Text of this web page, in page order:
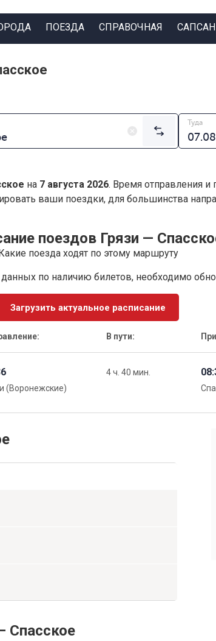
ПОЕЗДА СПРАВОЧНАЯ САПСАН
Туда
на 7 августа 2026. Время отправления и
ваши поездки, для большинства
поездов Грязи —
Какие поезда ходят по этому маршруту
по наличию билетов, необходимо
Загрузить актуальное расписание
В пути:
(Воронежские)
4 ч. 40 мин.
Спасское